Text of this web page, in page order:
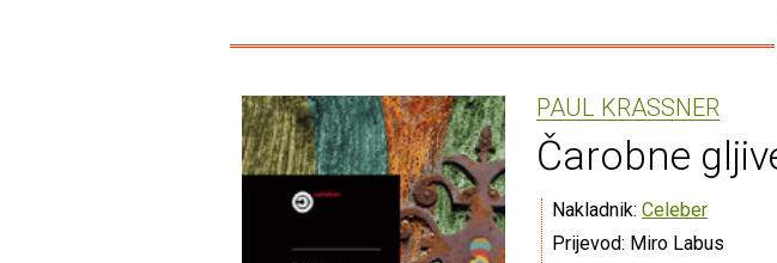
PAUL KRASSNER
Čarobne
Nakladnik: Celeber
Prijevod: Miro Labus